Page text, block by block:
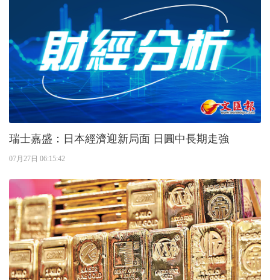
瑞士嘉盛：日本經濟迎新局面 日圓中長期走強
07月27日 06:15:42